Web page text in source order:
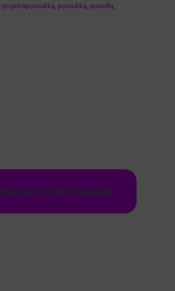
projektipussukka, pussukka, puuvilla,
yli 90€ tilauksiin.